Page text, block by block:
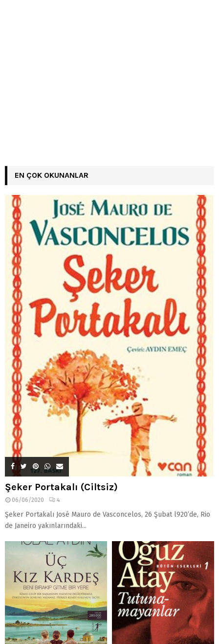
EN ÇOK OKUNANLAR
Şeker Portakalı (Ciltsiz)
06/06/2020 4
Şeker Portakalı José Mauro de Vasconcelos, 26 Şubat l920’de, Rio
de Janeiro yakınlarındaki...